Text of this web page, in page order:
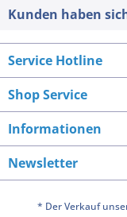
Kunden haben
Service Hotline
Shop Service
Informationen
Newsletter
* Der Verkauf